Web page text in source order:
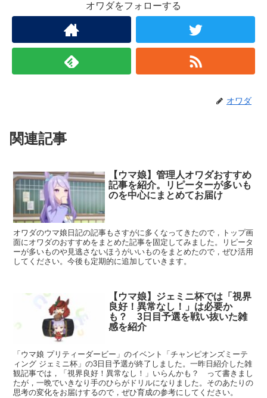
オワダをフォローする
オワダ
関連記事
【ウマ娘】管理人オワダおすすめ
記事を紹介。リピーターが多いも
のを中心にまとめてお届け
オワダのウマ娘日記の記事もさすがに多くなってきたので，トップ画
面にオワダのおすすめをまとめた記事を固定してみました。リピータ
ーが多いものや見逃さないほうがいいものをまとめたので，ぜひ活用
してください。今後も定期的に追加していきます。
【ウマ娘】ジェミニ杯では「視界
良好！異常なし！」は必要か
も？ 3日目予選を戦い抜いた雑
感を紹介
「ウマ娘 プリティーダービー」のイベント「チャンピオンズミーテ
ィング ジェミニ杯」の3日目予選が終了しました。一昨日紹介した雑
観記事では，「視界良好！異常なし！」いらんかも？ って書きまし
たが，一晩でいきなり手のひらがドリルになりました。そのあたりの
思考の変化をお届けするので，ぜひ育成の参考にしてください。